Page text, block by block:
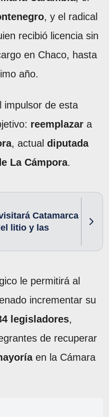
, y el radical
recibió licencia sin
en Chaco, hasta
año.
impulsor de esta
reemplazar a
, actual diputada
La Cámpora.
Catamarca
litio y las
le permitirá al
incrementar su
legisladores,
de recuperar
en la Cámara